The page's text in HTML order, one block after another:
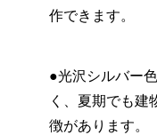
作できます。
●光沢シルバー
く、夏期でも建
徴があります。